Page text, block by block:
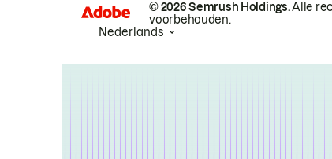
© 2026 Semrush Holdings.Alle
voorbehouden.
Nederlands